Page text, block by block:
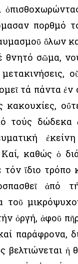
πορθμό
ὅλων
σῶμα,
τά πάντα ἐν
κακουχίες,
τούς
καθώς ὁ
ἴδιο τρόπο
ἀπό
τοῦ
ὀργή, ἀφοῦ
παράφρονα,
ἡ